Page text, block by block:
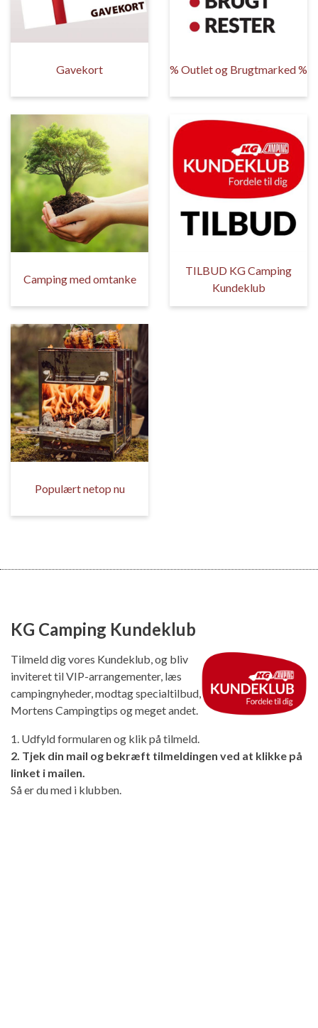
Gavekort % Outlet og Brugtmarked %
Camping med omtanke
TILBUD KG Camping
Kundeklub
Populært netop nu
KG Camping Kundeklub
Tilmeld dig vores Kundeklub, og bliv
inviteret til VIP-arrangementer, læs
campingnyheder, modtag specialtilbud,
Mortens Campingtips og meget andet.
1. Udfyld formularen og klik på tilmeld.
2. Tjek din mail og bekræft tilmeldingen ved at klikke på
linket i mailen.
Så er du med i klubben.